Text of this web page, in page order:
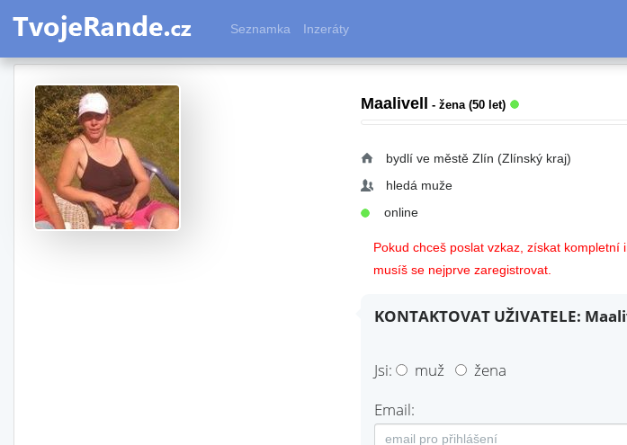
Seznamka Inzeráty
Maalivell - žena (50 let)
bydlí ve městě Zlín (Zlínský kraj)
hledá muže
online
Pokud chceš poslat vzkaz, získat kompletní
musíš se nejprve zaregistrovat.
KONTAKTOVAT UŽIVATELE:
Jsi: muž
žena
Email: